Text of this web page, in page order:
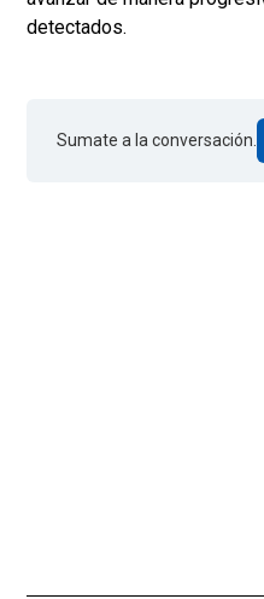
detectados.
Sumate a la conversación.